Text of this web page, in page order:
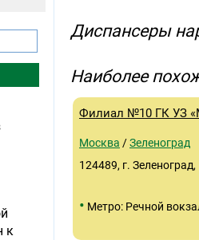
Диспансеры
Наиболее
Филиал №10 ГК УЗ
Москва /Зеленоград
124489, г.
• Метро: Речной
к